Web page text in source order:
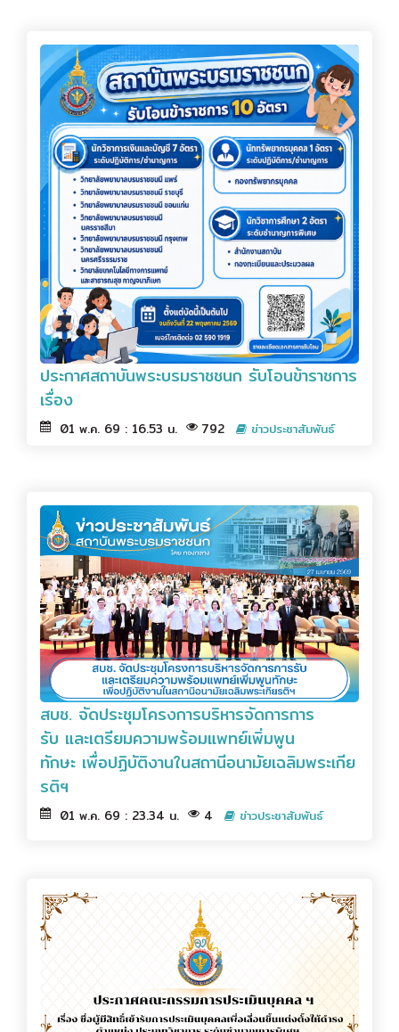
ประกาศสถาบันพระบรมราชชนก รับโอนข้าราชการ
เรื่อง
01 พ.ค. 69 : 16.53 น. 792 ข่าวประชาสัมพันธ์
สบช. จัดประชุมโครงการบริหารจัดการการ
รับ และเตรียมความพร้อมแพทย์เพิ่มพูน
ทักษะ เพื่อปฏิบัติงานในสถานีอนามัยเฉลิมพระเกีย
รติฯ
01 พ.ค. 69 : 23.34 น. 4 ข่าวประชาสัมพันธ์